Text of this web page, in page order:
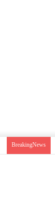
Breaking News